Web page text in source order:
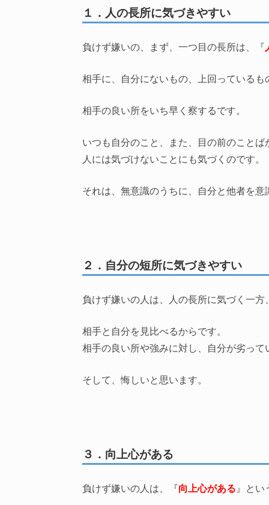
１．人の長所に気づきやすい
負けず嫌いの、まず、一つ目の長所は、『
相手に、自分にないもの、上回っているも
相手の良い所をいち早く察するです。
いつも自分のこと、また、目の前のこと
人には気づけないことにも気づくのです。
それは、無意識のうちに、自分と他者を意
２．自分の短所に気づきやすい
負けず嫌いの人は、人の長所に気づく一方
相手と自分を見比べるからです。
相手の良い所や強みに対し、自分が劣って
そして、悔しいと思います。
３．向上心がある
負けず嫌いの人は、『向上心がある』とい